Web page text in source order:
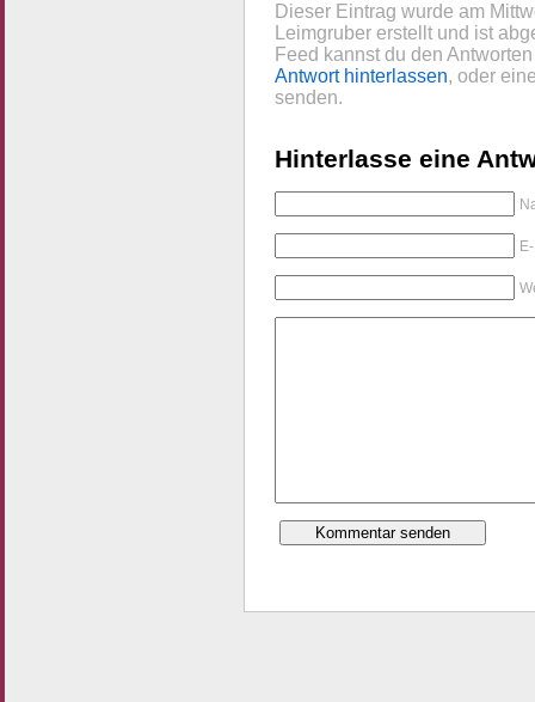
Dieser Eintrag wurde am
Leimgruber erstellt und ist
Feed kannst du den
Antwort hinterlassen, oder
senden.
Hinterlasse eine